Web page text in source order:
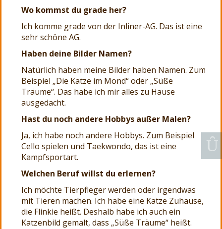
Wo kommst du grade her?
Ich komme grade von der Inliner-AG. Das ist eine
sehr schöne AG.
Haben deine Bilder Namen?
Natürlich haben meine Bilder haben Namen. Zum
Beispiel „Die Katze im Mond“ oder „Süße
Träume“. Das habe ich mir alles zu Hause
ausgedacht.
Hast du noch andere Hobbys außer Malen?
Ja, ich habe noch andere Hobbys. Zum Beispiel
Cello spielen und Taekwondo, das ist eine
Kampfsportart.
Welchen Beruf willst du erlernen?
Ich möchte Tierpfleger werden oder irgendwas
mit Tieren machen. Ich habe eine Katze Zuhause,
die Flinkie heißt. Deshalb habe ich auch ein
Katzenbild gemalt, dass „Süße Träume“ heißt.